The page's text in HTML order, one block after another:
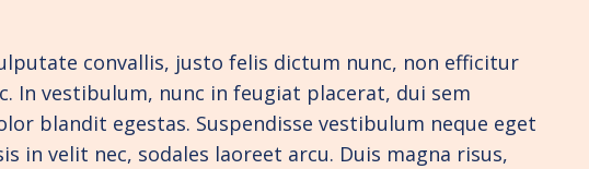
convallis, justo felis dictum nunc, non efficitur
In vestibulum, nunc in feugiat placerat, dui sem
blandit egestas. Suspendisse vestibulum neque eget
in velit nec, sodales laoreet arcu. Duis magna risus,